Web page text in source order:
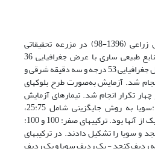
این پژوهش در طی دو سال زراعی (1396-98) در مزرعه تحقیقاتی
دانشگاه علوم کشاورزی و منابع طبیعی ساری با عرض جغرافیایی 36
درجه و 23 دقیقه شمالی و طول جغرافیایی 53 درجه و سه دقیقه شرقی و
انجام شد. آزمایش به‌صورت طرح بلوک­های
تکرار انجام شد. تیمارهای آزمایش
شامل نسبت­های اختلاط کنجد:سویا به روش جایگزینی شامل 25:75،
50:50، 75:25 و تک­کشتی هر یک از آن­ها بود. ترکیب­های صفر: 100 و 100:
و سویا را تشکیل دادند. در ترکیب­های